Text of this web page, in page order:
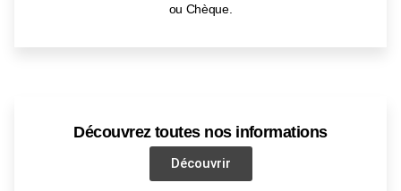
ou Chèque.
Découvrez toutes nos informations
Découvrir